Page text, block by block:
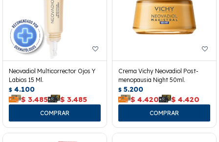
Neovadiol Multicorrector Ojos Y
Labios 15 Ml.
$ 4.100
$ 3.485 $ 3.485
Crema Vichy Neovadiol Post-
menopausia Night 50ml.
$ 5.200
$ 4.420 $ 4.420